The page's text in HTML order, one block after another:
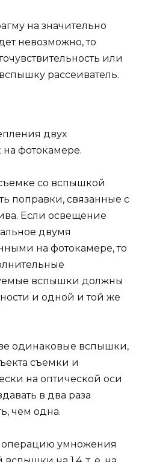
на значительно
невозможно, то
или
рассеиватель.
двух
фотокамере.
со вспышкой
поправки, связанные с
Если освещение
двумя
на фотокамере, то
вспышки должны
и одной и той же
одинаковые вспышки,
съемки и
на оптической оси
в два раза
чем одна.
умножения